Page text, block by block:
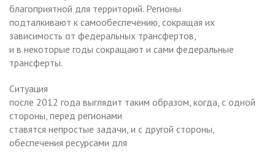
благоприятной для территорий. Регионы
подталкивают к самообеспечению, сокращая их
зависимость от федеральных трансфертов,
и в некоторые годы сокращают и сами федеральные
трансферты.
Ситуация
после 2012 года выглядит таким образом, когда, с одной
стороны, перед регионами
ставятся непростые задачи, и с другой стороны,
обеспечения ресурсами для